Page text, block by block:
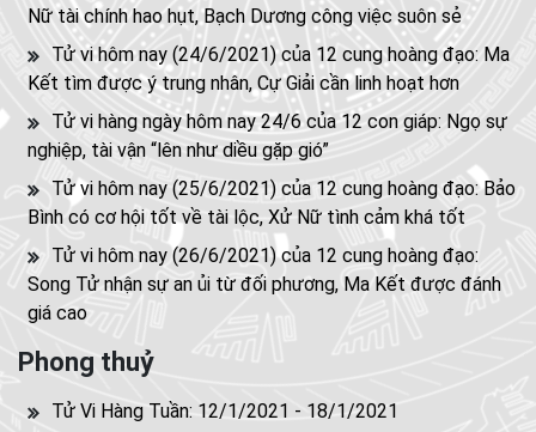
Nữ tài chính hao hụt, Bạch Dương công việc suôn sẻ
Tử vi hôm nay (24/6/2021) của 12 cung hoàng đạo: Ma
Kết tìm được ý trung nhân, Cự Giải cần linh hoạt hơn
Tử vi hàng ngày hôm nay 24/6 của 12 con giáp: Ngọ sự
nghiệp, tài vận “lên như diều gặp gió”
Tử vi hôm nay (25/6/2021) của 12 cung hoàng đạo: Bảo
Bình có cơ hội tốt về tài lộc, Xử Nữ tình cảm khá tốt
Tử vi hôm nay (26/6/2021) của 12 cung hoàng đạo:
Song Tử nhận sự an ủi từ đối phương, Ma Kết được đánh
giá cao
Phong thuỷ
Tử Vi Hàng Tuần: 12/1/2021 - 18/1/2021